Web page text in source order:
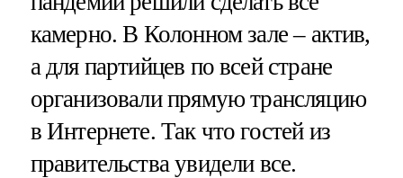
камерно. В Колонном зале – актив,
а для партийцев по всей стране
организовали прямую трансляцию
в Интернете. Так что гостей из
правительства увидели все.